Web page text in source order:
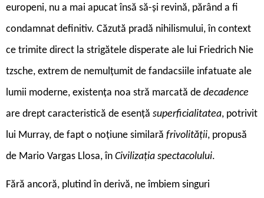
europeni, nu a mai apucat însă să-și revină, părând a fi
condamnat definitiv. Căzută pradă nihilismului, în context
ce trimite direct la strigătele disperate ale lui Friedrich Nie
tzsche, extrem de nemulțumit de fandacsiile infatuate ale
lumii moderne, existența noa stră marcată de decadence
are drept caracteristică de esență superficialitatea, potrivit
lui Murray, de fapt o noțiune similară frivolității, propusă
de Mario Vargas Llosa, în Civilizația spectacolului.
Fără ancoră, plutind în derivă, ne îmbiem singuri